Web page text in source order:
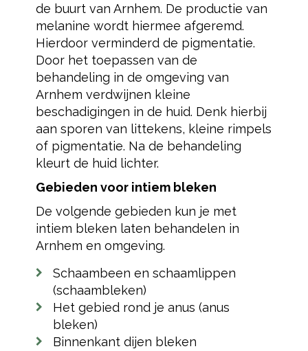
de buurt van Arnhem. De productie van
melanine wordt hiermee afgeremd.
Hierdoor verminderd de pigmentatie.
Door het toepassen van de
behandeling in de omgeving van
Arnhem verdwijnen kleine
beschadigingen in de huid. Denk hierbij
aan sporen van littekens, kleine rimpels
of pigmentatie. Na de behandeling
kleurt de huid lichter.
Gebieden voor intiem bleken
De volgende gebieden kun je met
intiem bleken laten behandelen in
Arnhem en omgeving.
Schaambeen en schaamlippen
(schaambleken)
Het gebied rond je anus (anus
bleken)
Binnenkant dijen bleken